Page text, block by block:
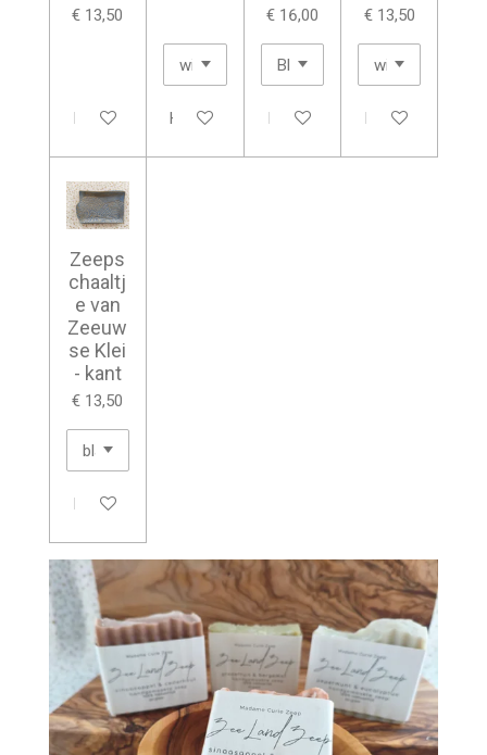
€ 13,50
In winkelwagenHoud mij op de hoogte
€ 16,00
In winkelwagen
€ 13,50
In winkelwagen
Zeeps
chaaltj
e van
Zeeuw
se Klei
- kant
€ 13,50
In winkelwagen